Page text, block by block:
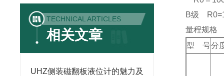
TECHNICAL ARTICLES
相关文章
UHZ侧装磁翻板液位计的魅力及
B级
量程规格
型 号分